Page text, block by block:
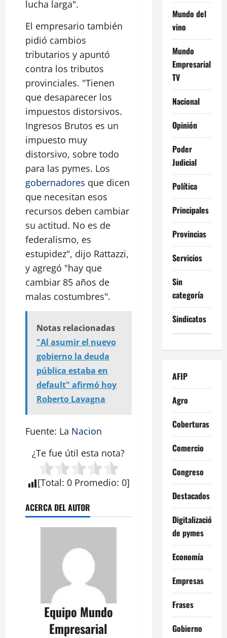
lucha larga".
El empresario también
pidió cambios
tributarios y apuntó
contra los tributos
provinciales. "Tienen
que desaparecer los
impuestos distorsivos.
Ingresos Brutos es un
impuesto muy
distorsivo, sobre todo
para las pymes. Los
gobernadores que dicen
que necesitan esos
recursos deben cambiar
su actitud. No es de
federalismo, es
estupidez", dijo Rattazzi,
y agregó "hay que
cambiar 85 años de
malas costumbres".
Notas relacionadas
"Al asumir el nuevo
gobierno la deuda
pública estaba en
default" afirmó hoy
Roberto Lavagna
Fuente: La Nacion
¿Te fue útil esta nota?
[Total: 0 Promedio: 0]
ACERCA DEL AUTOR
Equipo Mundo
Empresarial
Mundo del
vino
Mundo
Empresarial
TV
Nacional
Opinión
Poder
Judicial
Política
Principales
Provincias
Servicios
Sin
categoría
Sindicatos
AFIP
Agro
Coberturas
Comercio
Congreso
Destacados
Digitalización
de pymes
Economía
Empresas
Frases
Gobierno